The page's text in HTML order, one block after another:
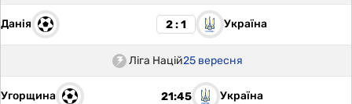
Данія 2 : 1 Україна
Ліга Націй25 вересня
Угорщина 21:45 Україна